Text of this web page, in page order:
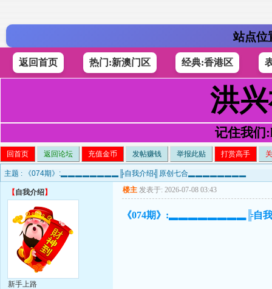
站点位
返回首页 热门:新澳门区 经典:香港区
洪
记住我们
回首页 返回论坛 充值金币 发帖赚钱 举报此贴 打赏高手
主题 : 《074期》:▂▂▂▂▂▂▂▂╠自我介绍╣原创七合▂▂▂▂▂▂▂▂
【自我介绍】
新手上路
楼主 发表于: 2026-07-08 03:43
《074期》:▂▂▂▂▂▂▂▂╠自